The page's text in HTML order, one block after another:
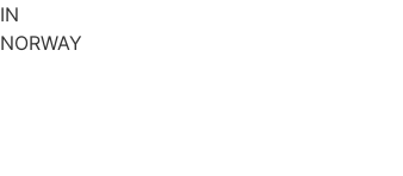
IN
NORWAY